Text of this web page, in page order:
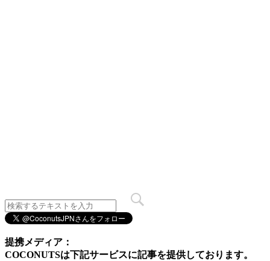
提携メディア：
COCONUTSは下記サービスに記事を提供しております。